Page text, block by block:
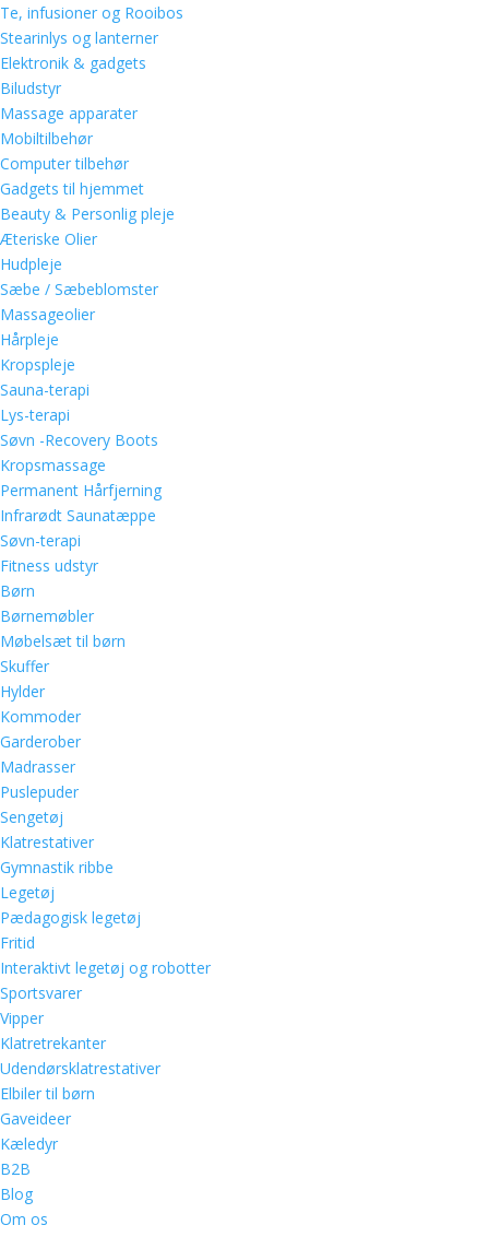
Te, infusioner og Rooibos
Stearinlys og lanterner
Elektronik & gadgets
Biludstyr
Massage apparater
Mobiltilbehør
Computer tilbehør
Gadgets til hjemmet
Beauty & Personlig pleje
Æteriske Olier
Hudpleje
Sæbe / Sæbeblomster
Massageolier
Hårpleje
Kropspleje
Sauna-terapi
Lys-terapi
Søvn -Recovery Boots
Kropsmassage
Permanent Hårfjerning
Infrarødt Saunatæppe
Søvn-terapi
Fitness udstyr
Børn
Børnemøbler
Møbelsæt til børn
Skuffer
Hylder
Kommoder
Garderober
Madrasser
Puslepuder
Sengetøj
Klatrestativer
Gymnastik ribbe
Legetøj
Pædagogisk legetøj
Fritid
Interaktivt legetøj og robotter
Sportsvarer
Vipper
Klatretrekanter
Udendørsklatrestativer
Elbiler til børn
Gaveideer
Kæledyr
B2B
Blog
Om os